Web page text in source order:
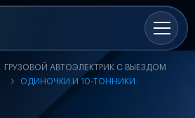
ГРУЗОВОЙ АВТОЭЛЕКТРИК С ВЫЕЗДОМ
ОДИНОЧКИ И 10-ТОННИКИ